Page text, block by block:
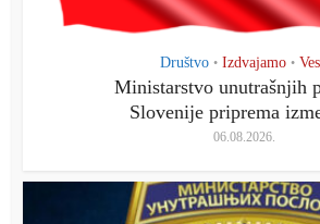
Društvo • Izdvajamo •
Ministarstvo unutrašnjih
Slovenije priprema
06.08.2026.